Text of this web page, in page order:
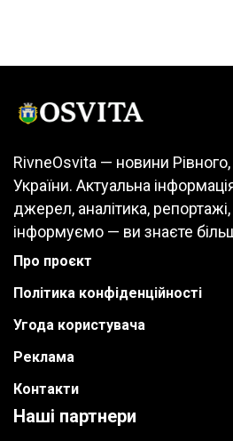
RivneOsvita — новини
України. Актуальна
джерел, аналітика,
інформуємо — ви знаєте
Про проєкт
Політика конфіденційності
Угода користувача
Реклама
Контакти
Наші партнери